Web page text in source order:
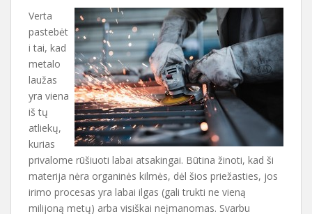
Verta
pastebėt
i tai, kad
metalo
laužas
yra viena
iš tų
atliekų,
kurias
privalome rūšiuoti labai atsakingai. Būtina žinoti, kad ši
materija nėra organinės kilmės, dėl šios priežasties, jos
irimo procesas yra labai ilgas (gali trukti ne vieną
milijoną metų) arba visiškai neįmanomas. Svarbu